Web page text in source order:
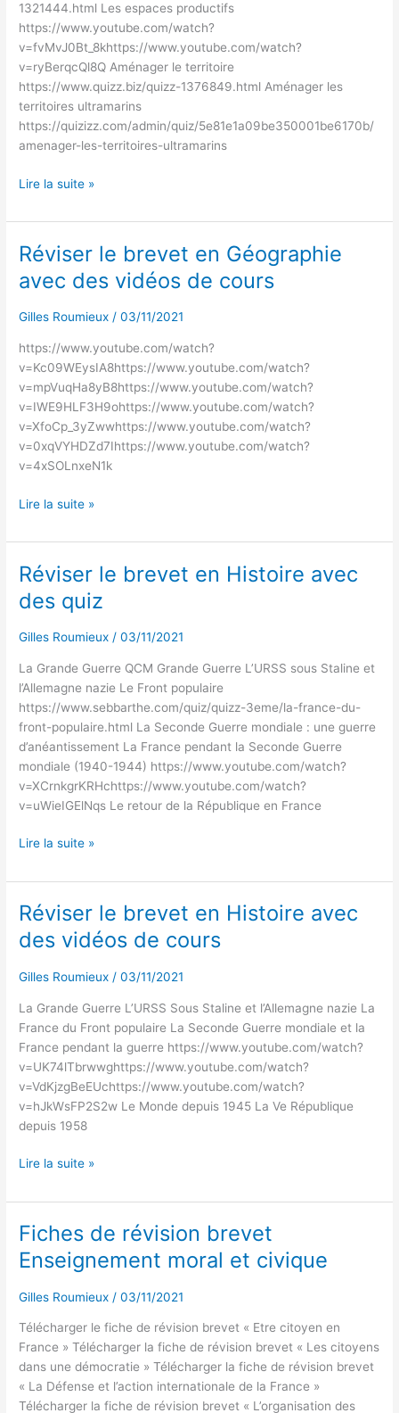
1321444.html Les espaces productifs
https://www.youtube.com/watch?
v=fvMvJ0Bt_8khttps://www.youtube.com/watch?
v=ryBerqcQl8Q Aménager le territoire
https://www.quizz.biz/quizz-1376849.html Aménager les
territoires ultramarins
https://quizizz.com/admin/quiz/5e81e1a09be350001be6170b/
amenager-les-territoires-ultramarins
des
quiz
Lire la suite »
Réviser le brevet en Géographie
avec des vidéos de cours
Gilles Roumieux/03/11/2021
https://www.youtube.com/watch?
v=Kc09WEysIA8https://www.youtube.com/watch?
v=mpVuqHa8yB8https://www.youtube.com/watch?
v=IWE9HLF3H9ohttps://www.youtube.com/watch?
v=XfoCp_3yZwwhttps://www.youtube.com/watch?
v=0xqVYHDZd7Ihttps://www.youtube.com/watch?
v=4xSOLnxeN1k
Réviser
brevet
en
avec
des
vidéos
de
cours
Lire la suite »
Réviser le brevet en Histoire avec
des quiz
Gilles Roumieux /03/11/2021
La Grande Guerre QCM Grande Guerre L’URSS sous Staline et
l’Allemagne nazie Le Front populaire
https://www.sebbarthe.com/quiz/quizz-3eme/la-france-du-
front-populaire.html La Seconde Guerre mondiale : une guerre
d’anéantissement La France pendant la Seconde Guerre
mondiale (1940-1944) https://www.youtube.com/watch?
v=XCrnkgrKRHchttps://www.youtube.com/watch?
v=uWieIGElNqs Le retour de la République en France
Réviser
brevet
en
avec
des
quiz
Lire la suite »
Réviser le brevet en Histoire avec
des vidéos de cours
Gilles Roumieux /03/11/2021
La Grande Guerre L’URSS Sous Staline et l’Allemagne nazie La
France du Front populaire La Seconde Guerre mondiale et la
France pendant la guerre https://www.youtube.com/watch?
v=UK74lTbrwwghttps://www.youtube.com/watch?
v=VdKjzgBeEUchttps://www.youtube.com/watch?
v=hJkWsFP2S2w Le Monde depuis 1945 La Ve République
depuis 1958
Réviser
le
brevet
en
avec
des
vidéos
de
cours
Lire la suite »
Fiches de révision brevet
Enseignement moral et civique
Gilles Roumieux /03/11/2021
Télécharger le fiche de révision brevet « Etre citoyen en
France » Télécharger la fiche de révision brevet « Les citoyens
dans une démocratie » Télécharger la fiche de révision brevet
« La Défense et l’action internationale de la France »
Télécharger la fiche de révision brevet « L’organisation des
Fiches
de
révision
moral
et
civique